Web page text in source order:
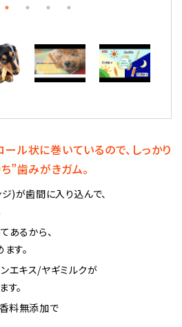
ル状に巻いているので、 しっかり
”歯みがきガム。
)が歯間に入り込んで、
あるから、
す。
エキス/ヤギミルクが
。
香料無添加で